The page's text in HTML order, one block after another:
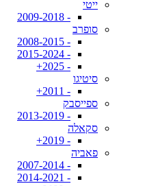
ייטי
- 2009-2018
סופרב
- 2008-2015
- 2015-2024
- 2025+
סיטיגו
- 2011+
ספייסבק
- 2013-2019
סקאלה
- 2019+
פאביה
- 2007-2014
- 2014-2021